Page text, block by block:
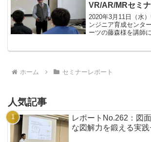
VR/AR/MRセミ
2020年3月11日（水
ンジニア育成センタ
ーツの藤森様を講師
ホーム
セミナーレポート
人気記事
レポートNo.262：図
な図解力を鍛える実